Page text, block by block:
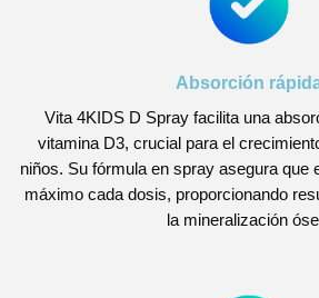
Absorción
Vita 4KIDS D Spray facilita una
vitamina D3, crucial para el
niños. Su fórmula en spray asegura que
máximo cada dosis, proporcionando
la mineralización